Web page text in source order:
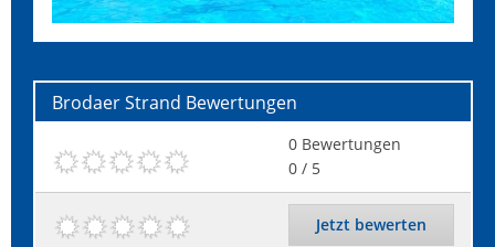
Brodaer Strand Bewertungen
0 Bewertungen
0 / 5
Jetzt bewerten